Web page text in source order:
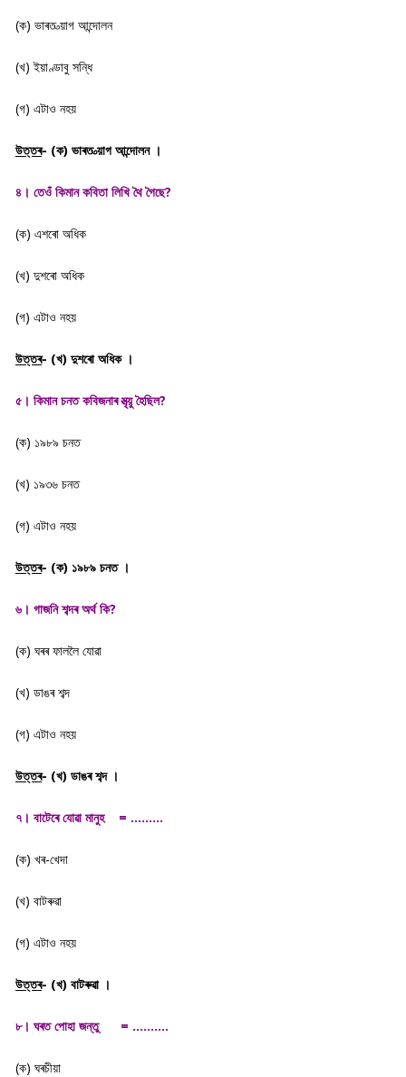
(ক) ভাৰত ত্য়াগ আন্দোলন
(খ) ইয়াণ্ডাবু সন্ধি
(গ) এটাও নহয়
উত্তৰ- (ক) ভাৰত ত্য়াগ আন্দোলন ।
৪। তেওঁ কিমান কবিতা লিখি থৈ গৈছে?
(ক) এশৰো অধিক
(খ) দুশৰো অধিক
(গ) এটাও নহয়
উত্তৰ- (খ) দুশৰো অধিক ।
৫। কিমান চনত কবিজনাৰ মৃত্য়ু হৈছিল?
(ক) ১৯৮৯ চনত
(খ) ১৯৩৬ চনত
(গ) এটাও নহয়
উত্তৰ- (ক) ১৯৮৯ চনত ।
৬। গাজনি শব্দৰ অৰ্থ কি?
(ক) ঘৰৰ ফাললৈ যোৱা
(খ) ডাঙৰ শব্দ
(গ) এটাও নহয়
উত্তৰ- (খ) ডাঙৰ শব্দ ।
৭। বাটেৰে যোৱা মানুহ = ………
(ক) খৰ-খেদা
(খ) বাটৰুৱা
(গ) এটাও নহয়
উত্তৰ- (খ) বাটৰুৱা ।
৮। ঘৰত পোহা জন্তু = ……….
(ক) ঘৰচীয়া